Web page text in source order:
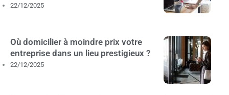
22/12/2025
Où domicilier à moindre prix votre
entreprise dans un lieu prestigieux ?
22/12/2025